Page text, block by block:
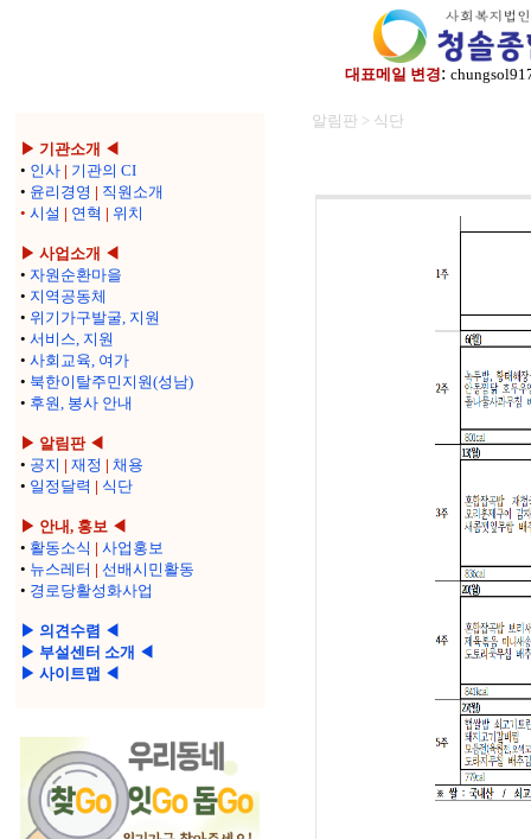
대표메일 변경:
▶ 기관소개 ◀
• 인사 | 기관의 CI
• 윤리경영 | 직원소개
• 시설 | 연혁 | 위치
▶ 사업소개 ◀
• 자원순환마을
• 지역공동체
• 위기가구발굴, 지원
• 서비스, 지원
• 사회교육, 여가
• 북한이탈주민지원(성남)
• 후원, 봉사 안내
▶ 알림판 ◀
• 공지 | 재정 | 채용
• 일정달력 | 식단
▶ 안내, 홍보 ◀
• 활동소식 | 사업홍보
• 뉴스레터 | 선배시민활동
• 경로당활성화사업
▶ 의견수렴 ◀
▶ 부설센터 소개 ◀
▶ 사이트맵 ◀
알림판 > 식단